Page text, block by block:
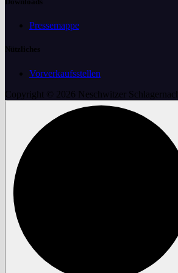
Pressemappe
Nützliches
Vorverkaufsstellen
Copyright © 2026 Neschwitzer